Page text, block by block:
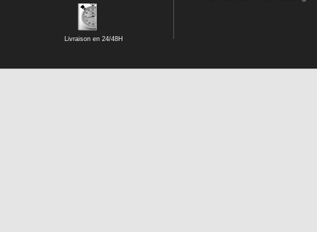
Livraison en 24/48H